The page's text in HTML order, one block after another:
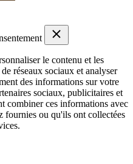
le contenu et les
réseaux sociaux et analyser
des informations sur votre
sociaux, publicitaires et
combiner ces informations avec
fournies ou qu'ils ont collectées